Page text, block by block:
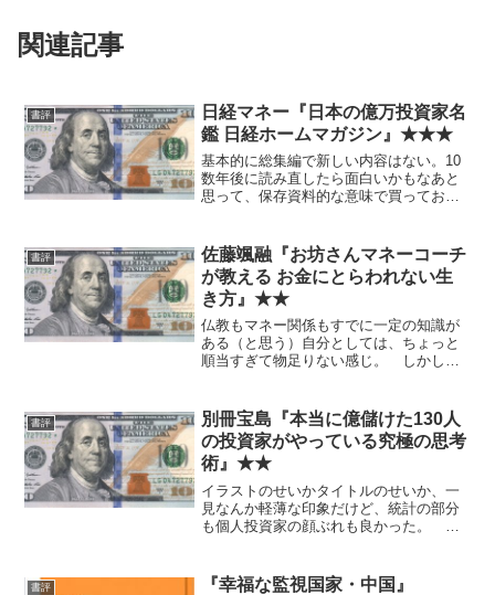
関連記事
書評
日経マネー『日本の億万投資家名
鑑 日経ホームマガジン』★★★
基本的に総集編で新しい内容はない。10
数年後に読み直したら面白いかもなあと
思って、保存資料的な意味で買っておい
されているので、コストパフォーマンス
高めかも。これま...
書評
佐藤颯融『お坊さんマネーコーチ
が教える お金にとらわれない生
き方』★★
仏教もマネー関係もすでに一定の知識が
ある（と思う）自分としては、ちょっと
順当すぎて物足りない感じ。 しかし内
できないという人には、オススメする。
書評
別冊宝島『本当に億儲けた130人
の投資家がやっている究極の思考
術』★★
イラストのせいかタイトルのせいか、一
見なんか軽薄な印象だけど、統計の部分
も個人投資家の顔ぶれも良かった。 一
書評
『幸福な監視国家・中国』